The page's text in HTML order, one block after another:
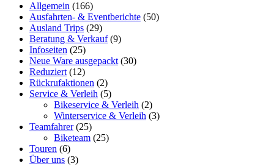
Allgemein (166)
Ausfahrten- & Eventberichte (50)
Ausland Trips (29)
Beratung & Verkauf(9)
Infoseiten (25)
Neue Ware ausgepackt (30)
Reduziert (12)
Rückrufaktionen (2)
Service & Verleih (5)
Bikeservice & Verleih (2)
Winterservice & Verleih (3)
Teamfahrer(25)
Biketeam (25)
Touren (6)
Über uns (3)